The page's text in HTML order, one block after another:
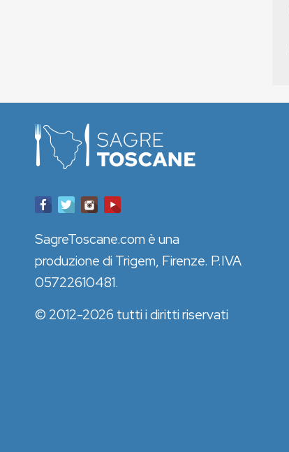
SagreToscane.com è una
produzione di Trigem, Firenze. P.IVA
05722610481.
© 2012-2026 tutti i diritti riservati